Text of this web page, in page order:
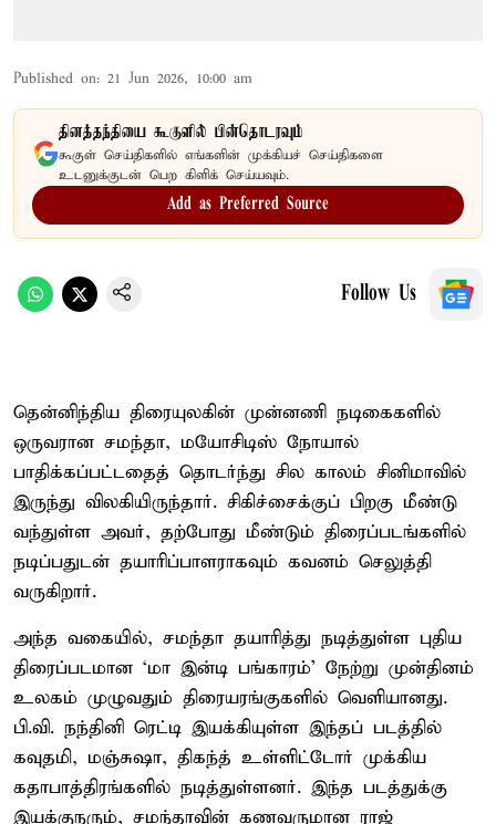
Published on: 21 Jun 2026, 10:00 am
தினத்தந்தியை கூகுளில் பின்தொடரவும்
கூகுள் செய்திகளில் எங்களின் முக்கியச் செய்திகளை
உடனுக்குடன் பெற கிளிக் செய்யவும்.
Add as Preferred Source
Follow Us
தென்னிந்திய திரையுலகின் முன்னணி நடிகைகளில்
ஒருவரான சமந்தா, மயோசிடிஸ் நோயால்
பாதிக்கப்பட்டதைத் தொடர்ந்து சில காலம் சினிமாவில்
இருந்து விலகியிருந்தார். சிகிச்சைக்குப் பிறகு மீண்டு
வந்துள்ள அவர், தற்போது மீண்டும் திரைப்படங்களில்
நடிப்பதுடன் தயாரிப்பாளராகவும் கவனம் செலுத்தி
வருகிறார்.
அந்த வகையில், சமந்தா தயாரித்து நடித்துள்ள புதிய
திரைப்படமான ‘மா இன்டி பங்காரம்’ நேற்று முன்தினம்
உலகம் முழுவதும் திரையரங்குகளில் வெளியானது.
பி.வி. நந்தினி ரெட்டி இயக்கியுள்ள இந்தப் படத்தில்
கவுதமி, மஞ்சுஷா, திகந்த் உள்ளிட்டோர் முக்கிய
கதாபாத்திரங்களில் நடித்துள்ளனர். இந்த படத்துக்கு
இயக்குநரும், சமந்தாவின் கணவருமான ராஜ்